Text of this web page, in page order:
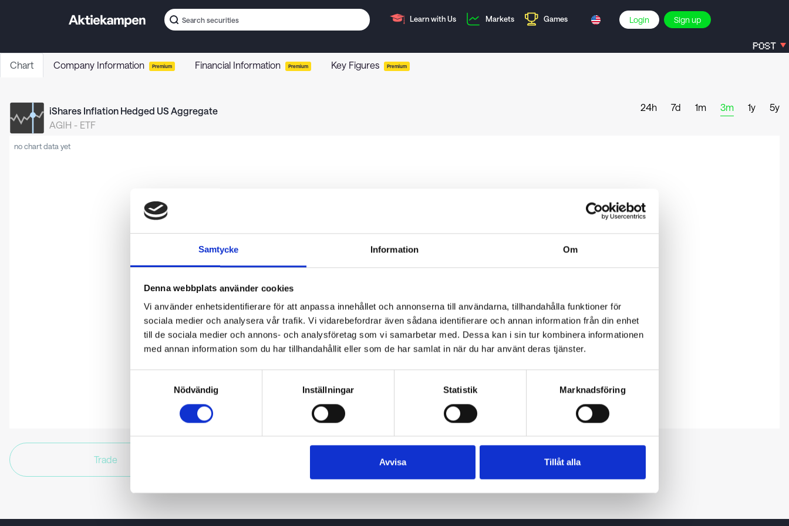
Samtycke Information Om
Denna webbplats använder cookies
Vi använder enhetsidentifierare för att anpassa innehållet och annonserna till användarna, tillhandahålla funktioner för
sociala medier och analysera vår trafik. Vi vidarebefordrar även sådana identifierare och annan information från din enhet
till de sociala medier och annons- och analysföretag som vi samarbetar med. Dessa kan i sin tur kombinera informationen
med annan information som du har tillhandahållit eller som de har samlat in när du har använt deras tjänster.
Nödvändig
Inställningar Statistik Marknadsföring
Avvisa Tillåt alla
Learn with Us Markets Games Login Sign up
POST -
Chart Company Information Premium Financial Information Premium Key Figures Premium
iShares Inflation Hedged US Aggregate
AGIH - ETF
24h 7d 1m 3m 1y 5y
no chart data yet
Trade